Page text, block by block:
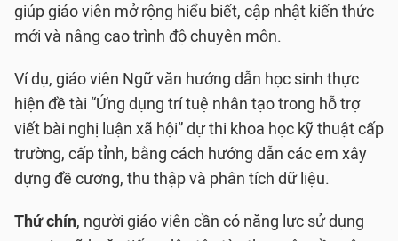
giúp giáo viên mở rộng hiểu biết, cập nhật kiến thức
mới và nâng cao trình độ chuyên môn.
Ví dụ, giáo viên Ngữ văn hướng dẫn học sinh thực
hiện đề tài “Ứng dụng trí tuệ nhân tạo trong hỗ trợ
viết bài nghị luận xã hội” dự thi khoa học kỹ thuật cấp
trường, cấp tỉnh, bằng cách hướng dẫn các em xây
dựng đề cương, thu thập và phân tích dữ liệu.
Thứ chín, người giáo viên cần có năng lực sử dụng